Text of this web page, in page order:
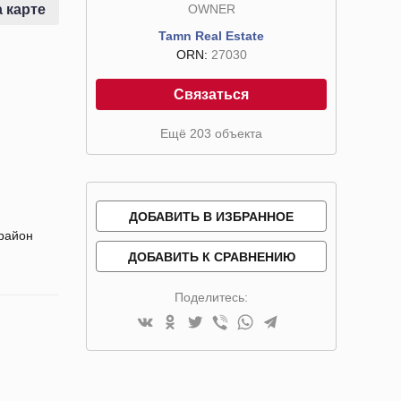
карте
OWNER
Tamn Real Estate
ORN: 27030
Связаться
Ещё 203 объекта
ДОБАВИТЬ В ИЗБРАННОЕ
ДОБАВИТЬ К СРАВНЕНИЮ
Поделитесь: